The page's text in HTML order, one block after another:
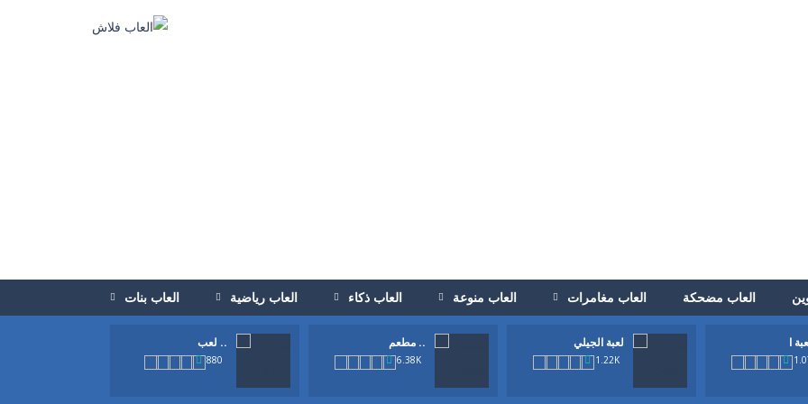
العاب بنات العاب رياضية العاب ذكاء العاب منوعة العاب مغامرات العاب مضحكة
لعب ..
880
مطعم ..
6.38K
لعبة الجيلي
1.22K
في الحصول علي الجزر الاصفر الذيذ وايضا في كل مرحةل ان تجمع ال3 نجوم. ولاكن في اسرع وقت وقبل...
انها لعبة كرة قدم ولاكن بطريقة جديدة. حاول تحريك اللاعب يمين ويسار وتمرير الكرة للامام حتي تصل الي المرمي...